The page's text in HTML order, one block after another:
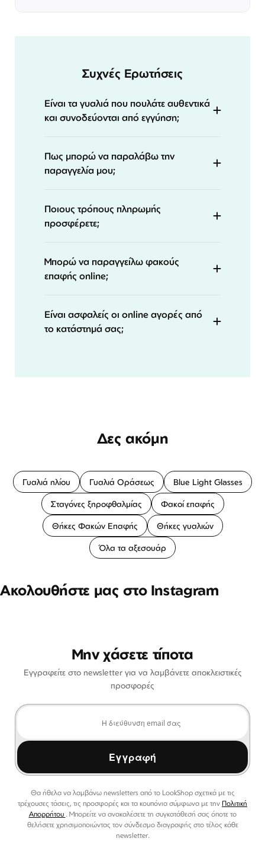
Συχνές Ερωτήσεις
Είναι τα γυαλιά που πουλάτε αυθεντικά
και συνοδεύονται από εγγύηση;
Πως μπορώ να παραλάβω την
παραγγελία μου;
Ποιους τρόπους πληρωμής
προσφέρετε;
Μπορώ να παραγγείλω φακούς
επαφής online;
Είναι ασφαλείς οι online αγορές από
το κατάστημά σας;
Δες ακόμη
Γυαλιά ηλίου Γυαλιά Οράσεως Blue Light Glasses
Σταγόνες ξηροφθαλμίας Φακοί επαφής
Θήκες Φακών Επαφής Θήκες γυαλιών
Όλα τα αξεσουάρ
Ακολουθήστε μας στο Instagram
Μην χάσετε τίποτα
Εγγραφείτε στο newsletter για να λαμβάνετε αποκλειστικές
προσφορές
Εγγραφή
Θα ήθελα να λαμβάνω newsletters από το LookShop σχετικά με τις
τρέχουσες τάσεις, τις προσφορές και τα κουπόνια σύμφωνα με την Πολιτική
Απορρήτου . Μπορείτε να ανακαλέσετε τη συγκατάθεσή σας όποτε το
θελήσετε χρησιμοποιώντας τον σύνδεσμο διαγραφής στο τέλος κάθε
newsletter.